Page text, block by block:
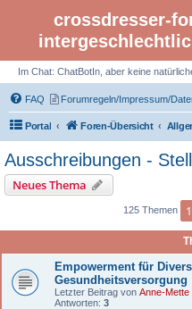
crossdresser-
Im Chat: ChatBotIn, aber keine
FAQ Forumregeln/Impressum/
Portal Foren-Übersicht
Ausschreibungen -
Neues Thema
125 Themen 1
Empowerment für
Gesundheitsversorgung
Letzter Beitrag von Anne-Mette
Antworten: 3